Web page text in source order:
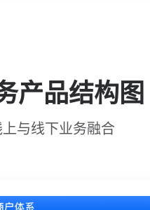
产品结构图
与线下业务融合